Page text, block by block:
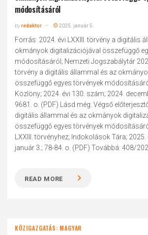
módosításáról
byredaktor 2025. január 5.
Forrás: 2024. évi LXXIII. törvény a digitális
okmányok digitalizációjával összefüggő
módosításáról; Nemzeti Jogszabálytár
törvény a digitális állammal és az
összefüggő egyes törvények
Közlöny; 2024. évi 130. szám; 2024.
9681. o. (PDF) Lásd még: Végső
digitális állammal és az okmányok
összefüggő egyes törvények
LXXIII. törvényhez; Indokolások Tára; 2025.
január 3.; 78-84. o. (PDF) Továbbá: 408/
READ MORE
KÖZIGAZGATÁS: MAGYAR